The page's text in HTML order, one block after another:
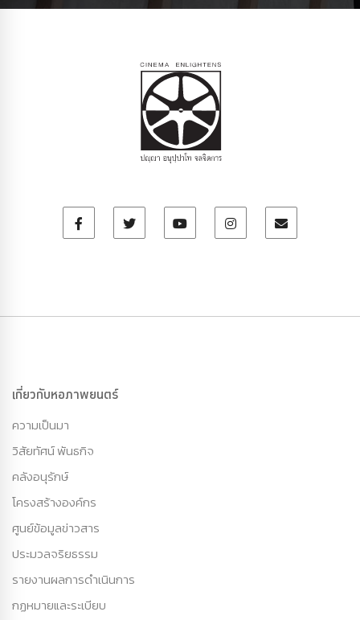
เกี่ยวกับหอภาพยนตร์
ความเป็นมา
วิสัยทัศน์ พันธกิจ
คลังอนุรักษ์
โครงสร้างองค์กร
ศูนย์ข้อมูลข่าวสาร
ประมวลจริยธรรม
รายงานผลการดำเนินการ
กฏหมายและระเบียบ